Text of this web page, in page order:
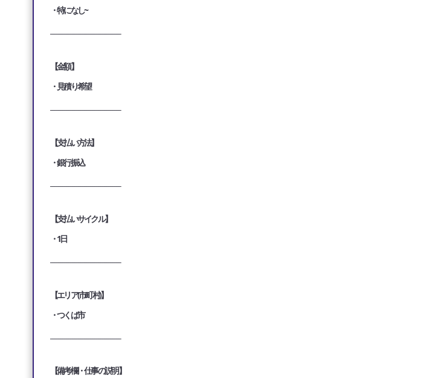
・特になし~
【金額】
・見積り希望
【支払い方法】
・銀行振込
【支払いサイクル】
・1日
【エリア(市町村)】
・つくば市
【備考欄・仕事の説明】